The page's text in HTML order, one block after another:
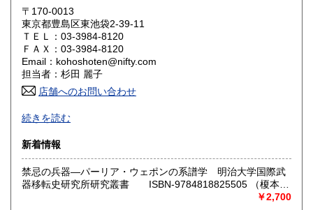
岡山県
山口県 360円
香川県 360円
高知県 360円
佐賀県
熊本県 360円 大分県 360円
宮崎県 360円 鹿児島県 360円
〒170-0013
東京都豊島区東池袋2-39-11
ＴＥＬ：03-3984-8120
ＦＡＸ：03-3984-8120
Email：kohoshoten@nifty.com
担当者：杉田 麗子
店舗へのお問い合わせ
通販のみの営業です。
ご注文、在庫確認、お問い合わせ等はメールでお願いしま
す。
お電話での対応はできませんのでご了承ください。
続きを読む
新着情報
禁忌の兵器―パーリア・ウェポンの系譜学 明治大学国際武
器移転史研究所研究叢書 ISBN-9784818825505 （榎本
￥2,700